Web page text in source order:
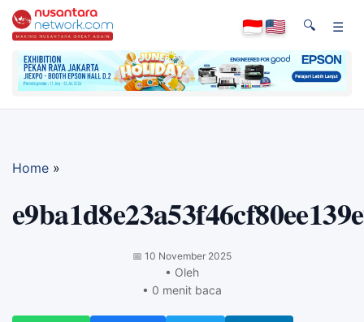
🔍 ☰
Home »
📅 10 November 2025
• Oleh
• 0 menit baca